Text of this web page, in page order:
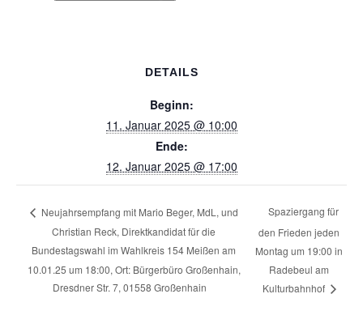
DETAILS
Beginn:
11. Januar 2025 @ 10:00
Ende:
12. Januar 2025 @ 17:00
Neujahrsempfang mit Mario Beger, MdL, und
Christian Reck, Direktkandidat für die
Bundestagswahl im Wahlkreis 154 Meißen am
10.01.25 um 18:00, Ort: Bürgerbüro Großenhain,
Dresdner Str. 7, 01558 Großenhain
Spaziergang für
den Frieden jeden
Montag um 19:00 in
Radebeul am
Kulturbahnhof